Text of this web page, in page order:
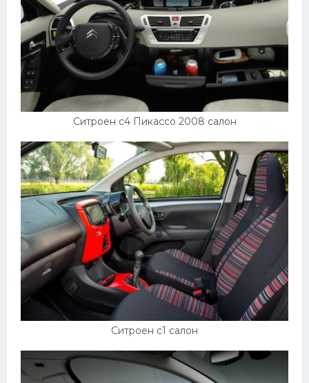
Ситроен с4 Пикассо 2008 салон
Ситроен с1 салон